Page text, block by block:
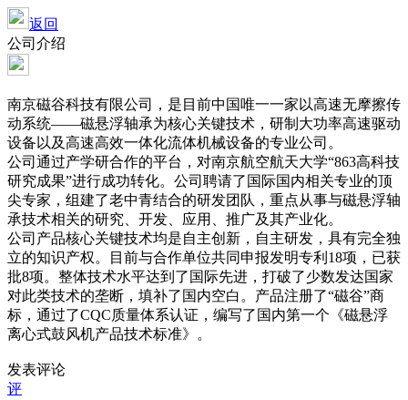
返回
公司介绍
南京磁谷科技有限公司，是目前中国唯一一家以高速无摩擦传
动系统——磁悬浮轴承为核心关键技术，研制大功率高速驱动
设备以及高速高效一体化流体机械设备的专业公司。
公司通过产学研合作的平台，对南京航空航天大学“863高科技
研究成果”进行成功转化。公司聘请了国际国内相关专业的顶
尖专家，组建了老中青结合的研发团队，重点从事与磁悬浮轴
承技术相关的研究、开发、应用、推广及其产业化。
公司产品核心关键技术均是自主创新，自主研发，具有完全独
立的知识产权。目前与合作单位共同申报发明专利 18项，已获
批8项。整体技术水平达到了国际先进，打破了少数发达国家
对此类技术的垄断，填补了国内空白。产品注册了“磁谷”商
标，通过了CQC质量体系认证，编写了国内第一个《磁悬浮
离心式鼓风机产品技术标准》。
发表评论
评